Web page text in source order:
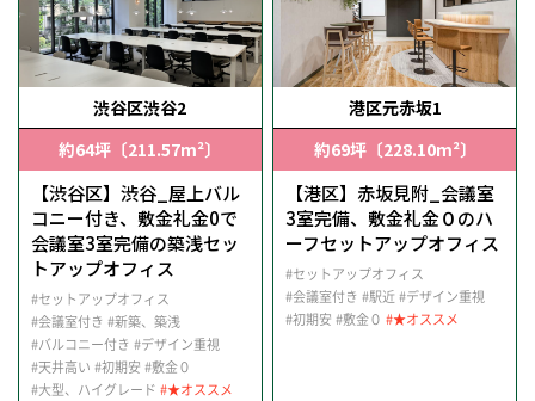
渋谷区渋谷2
約64坪〔211.57m²〕
【渋谷区】渋谷_屋上バル
コニー付き、敷金礼金0で
会議室3室完備の築浅セッ
トアップオフィス
#セットアップオフィス
#会議室付き #新築、築浅
#バルコニー付き #デザイン重視
#天井高い #初期安 #敷金０
#大型、ハイグレード #★オススメ
港区元赤坂1
約69坪〔228.10m²〕
【港区】赤坂見附_会議室
3室完備、敷金礼金０のハ
ーフセットアップオフィス
#セットアップオフィス
#会議室付き #駅近 #デザイン重視
#初期安 #敷金０ #★オススメ